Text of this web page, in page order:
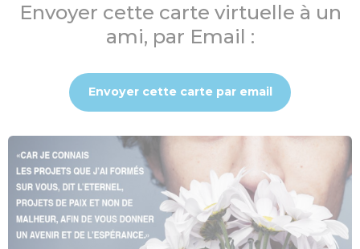
Envoyer cette carte virtuelle à un
ami, par Email :
Envoyer cette carte par email